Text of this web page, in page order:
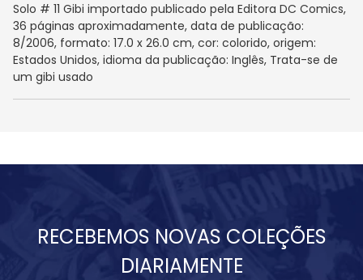
Solo # 11 Gibi importado publicado pela Editora DC Comics,
36 páginas aproximadamente, data de publicação:
8/2006, formato: 17.0 x 26.0 cm, cor: colorido, origem:
Estados Unidos, idioma da publicação: Inglês, Trata-se de
um gibi usado
RECEBEMOS NOVAS COLEÇÕES
DIARIAMENTE